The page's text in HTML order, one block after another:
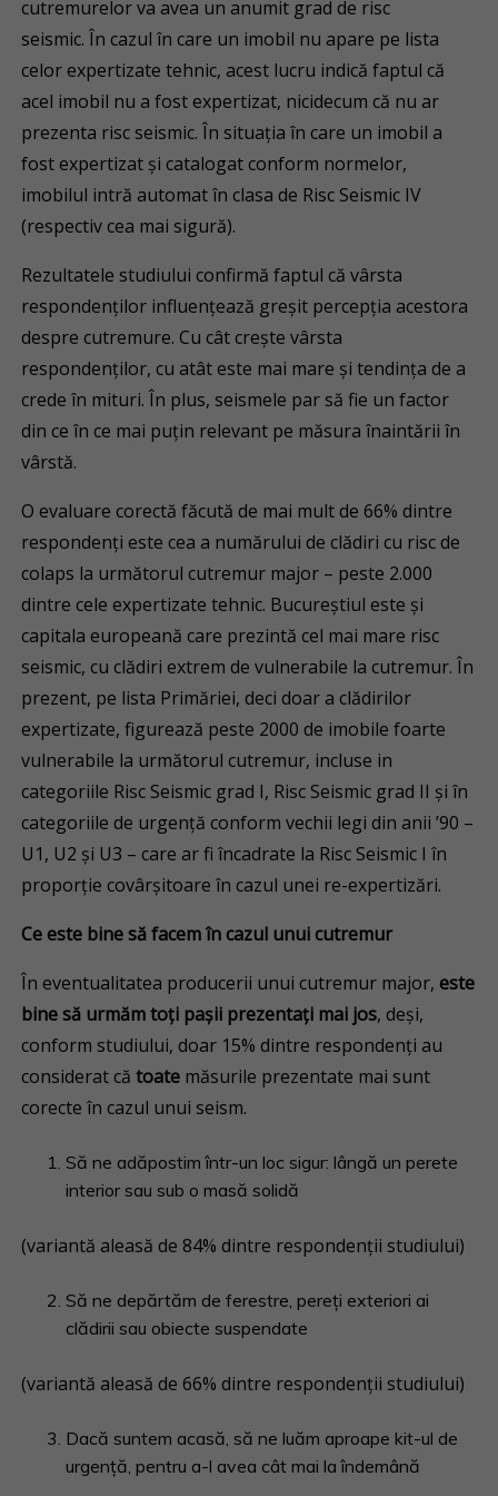
cutremurelor va avea un anumit grad de risc
seismic. În cazul în care un imobil nu apare pe lista
celor expertizate tehnic, acest lucru indică faptul că
acel imobil nu a fost expertizat, nicidecum că nu ar
prezenta risc seismic. În situația în care un imobil a
fost expertizat și catalogat conform normelor,
imobilul intră automat în clasa de Risc Seismic IV
(respectiv cea mai sigură).
Rezultatele studiului confirmă faptul că vârsta
respondenților influențează greșit percepția acestora
despre cutremure. Cu cât crește vârsta
respondenților, cu atât este mai mare și tendința de a
crede în mituri. În plus, seismele par să fie un factor
din ce în ce mai puțin relevant pe măsura înaintării în
vârstă.
O evaluare corectă făcută de mai mult de 66% dintre
respondenți este cea a numărului de clădiri cu risc de
colaps la următorul cutremur major – peste 2.000
dintre cele expertizate tehnic. Bucureştiul este și
capitala europeană care prezintă cel mai mare risc
seismic, cu clădiri extrem de vulnerabile la cutremur. În
prezent, pe lista Primăriei, deci doar a clădirilor
expertizate, figurează peste 2000 de imobile foarte
vulnerabile la următorul cutremur, incluse in
categoriile Risc Seismic grad I, Risc Seismic grad II și în
categoriile de urgență conform vechii legi din anii ’90 –
U1, U2 și U3 – care ar fi încadrate la Risc Seismic I în
proporție covârșitoare în cazul unei re-expertizări.
Ce este bine să facem în cazul unui cutremur
În eventualitatea producerii unui cutremur major,este
bine să urmăm toți pașii prezentați mai jos, deși,
conform studiului, doar 15% dintre respondenți au
considerat că toate măsurile prezentate mai sunt
corecte în cazul unui seism.
Să ne adăpostim într-un loc sigur: lângă un perete
interior sau sub o masă solidă
(variantă aleasă de 84% dintre respondenții studiului)
Să ne depărtăm de ferestre, pereți exteriori ai
clădirii sau obiecte suspendate
(variantă aleasă de 66% dintre respondenții studiului)
Dacă suntem acasă, să ne luăm aproape kit-ul de
urgență, pentru a-l avea cât mai la îndemână